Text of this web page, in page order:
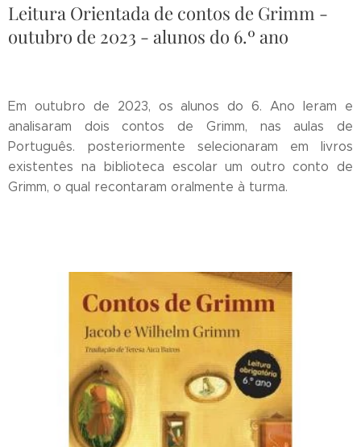
Leitura Orientada de contos de Grimm -
outubro de 2023 - alunos do 6.º ano
Em outubro de 2023, os alunos do 6. Ano leram e
analisaram dois contos de Grimm, nas aulas de
Português. posteriormente selecionaram em livros
existentes na biblioteca escolar um outro conto de
Grimm, o qual recontaram oralmente à turma.